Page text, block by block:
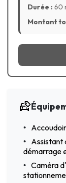
Durée :60
Montant
Accoudoir
Assistant
démarrage
Caméra